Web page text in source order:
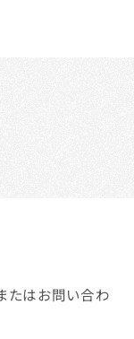
たはお問い合わ